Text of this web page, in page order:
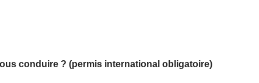
conduire ? (permis international obligatoire)